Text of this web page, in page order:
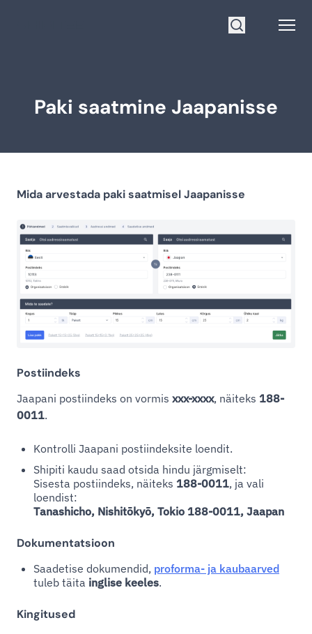
Paki saatmine Jaapanisse
Mida arvestada paki saatmisel Jaapanisse
Postiindeks
Jaapani postiindeks on vormis xxx-xxxx, näiteks 188-
0011.
Kontrolli Jaapani postiindeksite loendit.
Shipiti kaudu saad otsida hindu järgmiselt:
Sisesta postiindeks, näiteks 188-0011, ja vali
loendist:
Tanashicho, Nishitōkyō, Tokio 188-0011, Jaapan
Dokumentatsioon
Saadetise dokumendid, proforma- ja kaubaarved
tuleb täita inglise keeles.
Kingitused